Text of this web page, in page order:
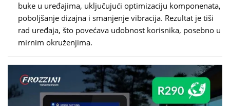
buke u uređajima, uključujući optimizaciju komponenata,
poboljšanje dizajna i smanjenje vibracija. Rezultat je tiši
rad uređaja, što povećava udobnost korisnika, posebno u
mirnim okruženjima.